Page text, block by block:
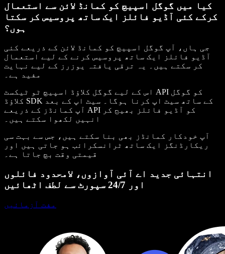
کیا میں گوگل اسپیچ کو کمانڈ لائن سے استعمال
کرکے کئی آڈیو فائلز ایک ساتھ پروسیس کر سکتا
ہوں؟
جی ہاں، آپ گوگل اسپیچ کو کمانڈ لائن کے ذریعے کئی
آڈیو فائلز ایک ساتھ پروسیس کرنے کے لیے استعمال
کر سکتے ہیں۔ یہ ترقی یافتہ یوزرز کے لیے نہایت
اس کے لیے گوگل کلاؤڈ اسپیچ ٹو ٹیکسٹ API کو گوگل
کلاؤڈ SDK کے ساتھ سیٹ اپ کرنا ہوگا۔ سیٹ اپ کے بعد
آپ کمانڈز کے ذریعے API کو آڈیو فائلز بھیج کر
آپ خودکار کمانڈز بھی بنا سکتے ہیں، جس سے بہت سی
ریکارڈنگز ایک ساتھ ٹرانسکرائب ہو جاتی ہیں اور
قیمتی وقت بچ جاتا ہے۔
انتہائی جدید اے آئی آوازوں، لامحدود فائلوں
اور 24/7 سپورٹ سے لطف اٹھائیں
مفت آزمائیں